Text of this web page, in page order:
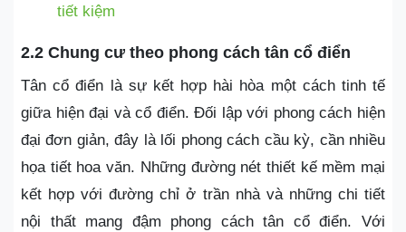
tiết kiệm
2.2 Chung cư theo phong cách tân cổ điển
Tân cổ điển là sự kết hợp hài hòa một cách tinh tế
giữa hiện đại và cổ điển. Đối lập với phong cách hiện
đại đơn giản, đây là lối phong cách cầu kỳ, cần nhiều
họa tiết hoa văn. Những đường nét thiết kế mềm mại
kết hợp với đường chỉ ở trần nhà và những chi tiết
nội thất mang đậm phong cách tân cổ điển. Với